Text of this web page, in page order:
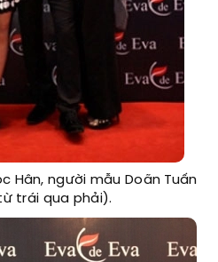
Hân, người mẫu Doãn Tuấn
trái qua phải).